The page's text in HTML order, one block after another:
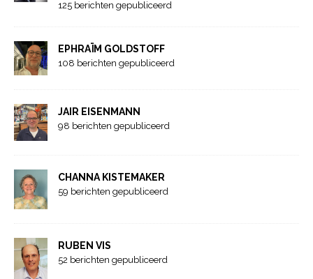
125 berichten gepubliceerd
EPHRAÏM GOLDSTOFF
108 berichten gepubliceerd
JAIR EISENMANN
98 berichten gepubliceerd
CHANNA KISTEMAKER
59 berichten gepubliceerd
RUBEN VIS
52 berichten gepubliceerd